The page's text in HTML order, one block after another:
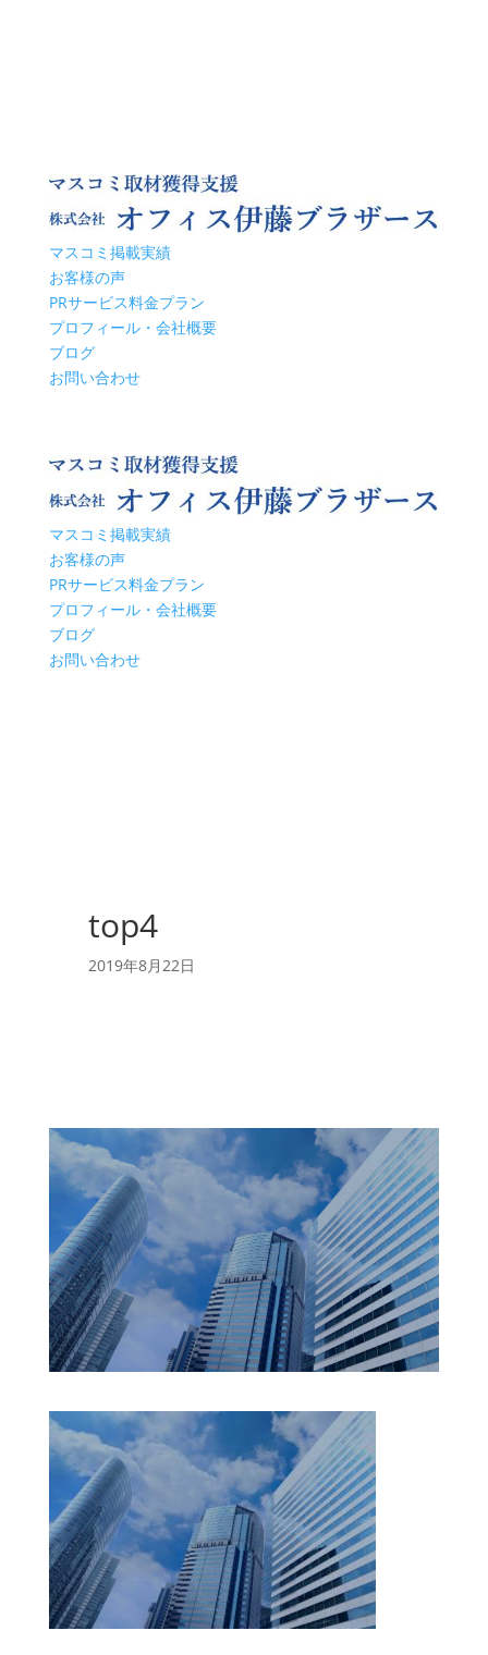
マスコミ掲載実績
お客様の声
PRサービス料金プラン
プロフィール・会社概要
ブログ
お問い合わせ
マスコミ掲載実績
お客様の声
PRサービス料金プラン
プロフィール・会社概要
ブログ
お問い合わせ
top4
2019年8月22日